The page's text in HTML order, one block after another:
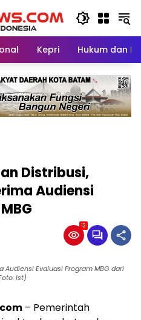
Kepri Hukum dan
Distribusi,
Audiensi
12
Evaluasi Program MBG dari
Ist)
– Pemerintah